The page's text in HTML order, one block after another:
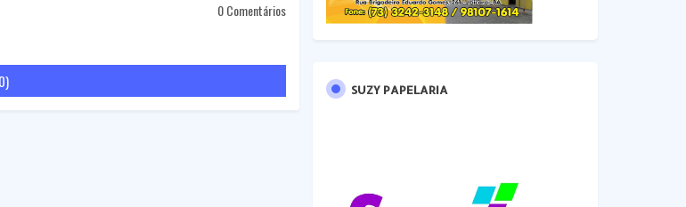
0 Comentários
SUZY PAPELARIA